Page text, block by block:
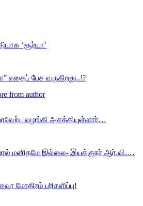
‘சூர்யா’
எதைப் பேச வருகிறது..!?
from author
வரவேற்பு வழங்கி அசத்தியுள்ளார்…
மனிதமே இல்லை- இயக்குநர் ஆர்.வி.…
மோதிரம் பரிசளிப்பு!